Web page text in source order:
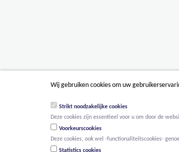
Wij gebruiken cookies om uw
Strikt noodzakelijke cookies
Deze cookies zijn essentieel voor u om door de
Voorkeurscookies
Deze cookies, ook wel -functionaliteitscookies-
Statistics cookies